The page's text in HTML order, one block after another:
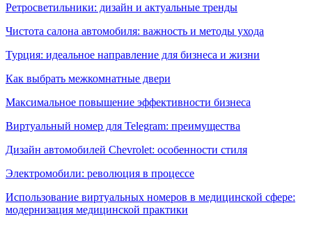
Ретросветильники: дизайн и актуальные тренды
Чистота салона автомобиля: важность и методы ухода
Турция: идеальное направление для бизнеса и жизни
Как выбрать межкомнатные двери
Максимальное повышение эффективности бизнеса
Виртуальный номер для Telegram: преимущества
Дизайн автомобилей Chevrolet: особенности стиля
Электромобили: революция в процессе
Использование виртуальных номеров в медицинской сфере:
модернизация медицинской практики